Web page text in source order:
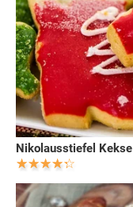
Nikolausstiefel Kekse